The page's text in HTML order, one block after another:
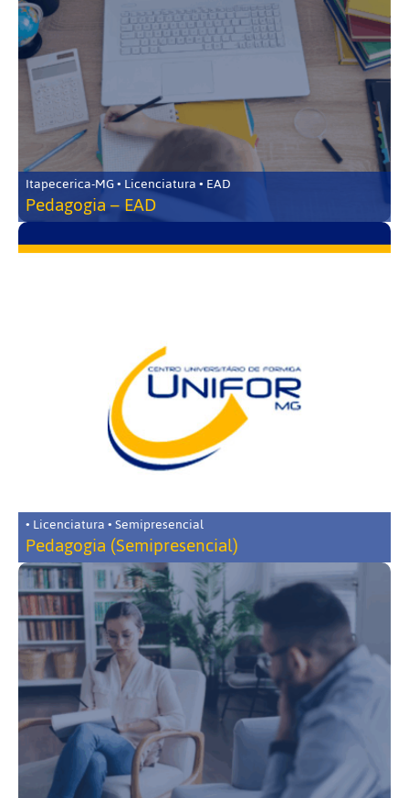
Itapecerica-MG • Licenciatura • EAD
Pedagogia – EAD
• Licenciatura • Semipresencial
Pedagogia (Semipresencial)